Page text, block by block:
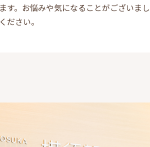
ます。お悩みや気になることがございま
ください。